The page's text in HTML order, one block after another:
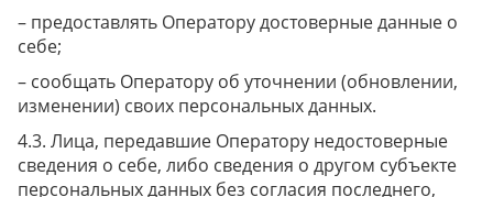
– предоставлять Оператору достоверные данные о
себе;
– сообщать Оператору об уточнении (обновлении,
изменении) своих персональных данных.
Лица, передавшие Оператору недостоверные
сведения о себе, либо сведения о другом субъекте
персональных данных без согласия последнего,